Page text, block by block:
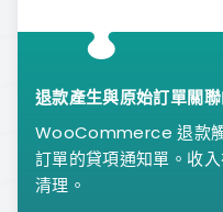
退款產生與原始訂單關
WooCommerce 退款
訂單的貸項通知單。收
清理。